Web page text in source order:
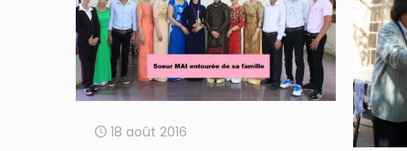
18 août 2016